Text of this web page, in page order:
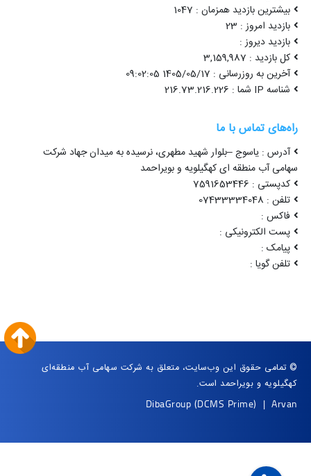
بیشترین بازدید همزمان : 1047
بازدید امروز : 23
بازدید دیروز :
کل بازدید : 3,159,987
آخرین به روزرسانی : 1405/05/17 09:02:05
شناسه IP شما : 216.73.216.226
راه‌های تماس با ما
آدرس : یاسوج –بلوار شهید مطهری، نرسیده به میدان جهاد شرکت
سهامی آب منطقه ای کهگیلویه و بویراحمد
کدپستی : 7591653446
تلفن : 07433334048
فاکس :
پست الکترونیکی :
پیامک :
تلفن گویا :
© تمامی حقوق این وب‌سایت، متعلق به شرکت سهامی آب منطقه‌ای
کهگیلویه و بویراحمد است.
DibaGroup (DCMS Prime) |Arvan